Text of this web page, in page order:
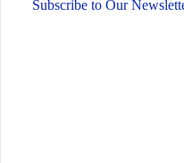
Subscribe to Our